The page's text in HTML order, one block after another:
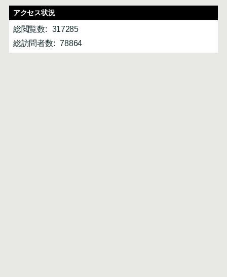
アクセス状況
総閲覧数:
317285
総訪問者数:
78864